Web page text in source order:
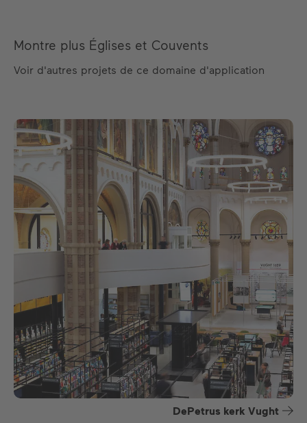
Montre plus Églises et Couvents
Voir d'autres projets de ce domaine d'application
DePetrus kerk Vught